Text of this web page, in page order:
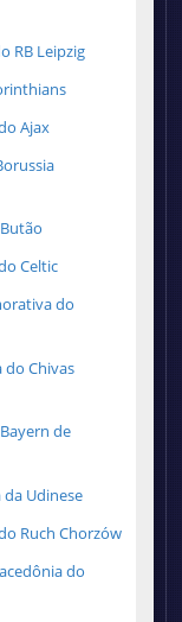
RB Leipzig
Ajax
Celtic
do
do Chivas
de
Udinese
Ruch Chorzów
do